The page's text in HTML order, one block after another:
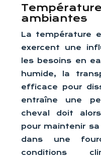
ambiantes
La température
exercent une
les besoins en
humide, la
efficace pour
entraîne une
cheval doit
pour maintenir
dans une
conditions